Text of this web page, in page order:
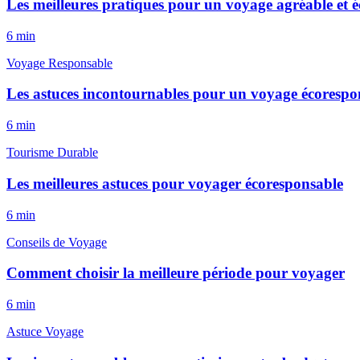
Les meilleures pratiques pour un voyage agréable et
6 min
Voyage Responsable
Les astuces incontournables pour un voyage
6 min
Tourisme Durable
Les meilleures astuces pour voyager écoresponsable
6 min
Conseils de Voyage
Comment choisir la meilleure période pour voyager
6 min
Astuce Voyage